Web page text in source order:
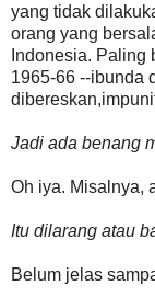
yang tidak
orang yang
Indonesia. Paling
1965-66 --ibunda
Jadi ada benang
Oh iya. Misalnya,
Itu dilarang atau
Belum jelas